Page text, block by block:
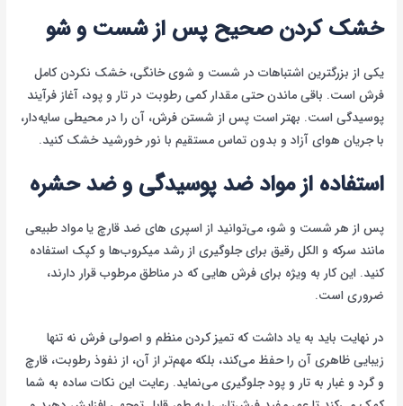
خشک کردن صحیح پس از شست و شو
یکی از بزرگترین اشتباهات در شست و شوی خانگی، خشک نکردن کامل
فرش است. باقی ماندن حتی مقدار کمی رطوبت در تار و پود، آغاز فرآیند
پوسیدگی است. بهتر است پس از شستن فرش، آن را در محیطی سایه‌دار،
با جریان هوای آزاد و بدون تماس مستقیم با نور خورشید خشک کنید.
استفاده از مواد ضد پوسیدگی و ضد حشره
پس از هر شست و شو، می‌توانید از اسپری های ضد قارچ یا مواد طبیعی
مانند سرکه و الکل رقیق برای جلوگیری از رشد میکروب‌ها و کپک استفاده
کنید. این کار به ویژه برای فرش هایی که در مناطق مرطوب قرار دارند،
ضروری است.
در نهایت باید به یاد داشت که تمیز کردن منظم و اصولی فرش نه تنها
زیبایی ظاهری آن را حفظ می‌کند، بلکه مهم‌تر از آن، از نفوذ رطوبت، قارچ
و گرد و غبار به تار و پود جلوگیری می‌نماید. رعایت این نکات ساده به شما